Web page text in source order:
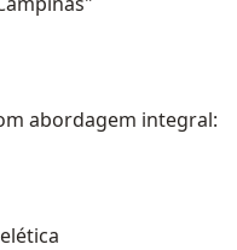
abordagem integral: